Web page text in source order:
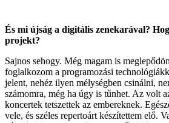
És mi újság a digitális zenekarával?
projekt?
Sajnos sehogy. Még magam is
foglalkozom a programozási
jelent, nehéz ilyen mélységben csinálni,
számomra, még ha úgy is tűnhet. Az volt
koncertek tetszettek az embereknek.
vele, és széles repertoárt készítettem elő.